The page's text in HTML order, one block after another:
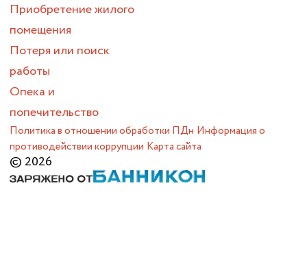
Приобретение жилого
помещения
Потеря или поиск
работы
Опека и
попечительство
Политика в отношении обработки ПДн Информация о
противодействии коррупции Карта сайта
© 2026